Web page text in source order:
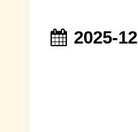
2025-12